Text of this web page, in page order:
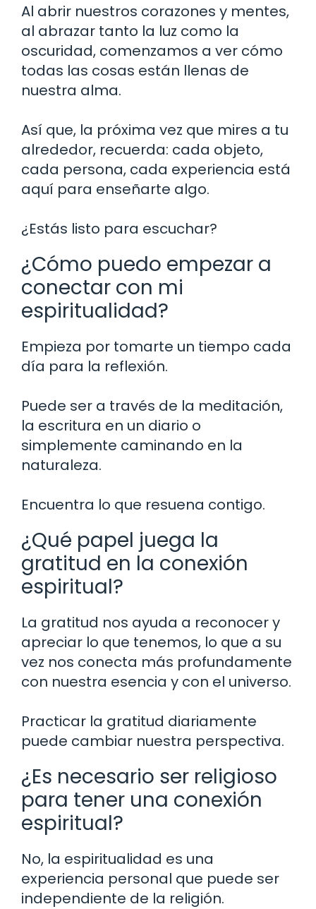
Al abrir nuestros corazones y mentes,
al abrazar tanto la luz como la
oscuridad, comenzamos a ver cómo
todas las cosas están llenas de
nuestra alma.
Así que, la próxima vez que mires a tu
alrededor, recuerda: cada objeto,
cada persona, cada experiencia está
aquí para enseñarte algo.
¿Estás listo para escuchar?
¿Cómo puedo empezar a
conectar con mi
espiritualidad?
Empieza por tomarte un tiempo cada
día para la reflexión.
Puede ser a través de la meditación,
la escritura en un diario o
simplemente caminando en la
naturaleza.
Encuentra lo que resuena contigo.
¿Qué papel juega la
gratitud en la conexión
espiritual?
La gratitud nos ayuda a reconocer y
apreciar lo que tenemos, lo que a su
vez nos conecta más profundamente
con nuestra esencia y con el universo.
Practicar la gratitud diariamente
puede cambiar nuestra perspectiva.
¿Es necesario ser religioso
para tener una conexión
espiritual?
No, la espiritualidad es una
experiencia personal que puede ser
independiente de la religión.